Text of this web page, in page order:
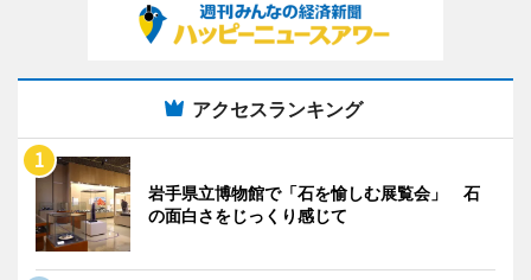
アクセスランキング
岩手県立博物館で「石を愉しむ展覧会」 石
の面白さをじっくり感じて